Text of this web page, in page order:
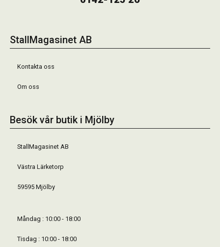
StallMagasinet AB
Kontakta oss
Om oss
Besök vår butik i Mjölby
StallMagasinet AB
Västra Lärketorp
59595 Mjölby
Måndag : 10:00 - 18:00
Tisdag : 10:00 - 18:00